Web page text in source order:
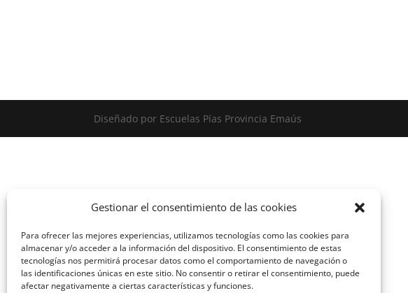
Gestionar el consentimiento de las cookies
Para ofrecer las mejores experiencias, utilizamos tecnologías como las cookies para
almacenar y/o acceder a la información del dispositivo. El consentimiento de estas
tecnologías nos permitirá procesar datos como el comportamiento de navegación o
las identificaciones únicas en este sitio. No consentir o retirar el consentimiento, puede
afectar negativamente a ciertas características y funciones.
Diseñado por Escuelas Pías Provincia Emaús